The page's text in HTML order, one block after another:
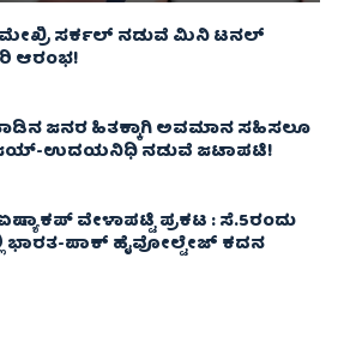
ಸರ್ಕಲ್ ನಡುವೆ ಮಿನಿ ಟನಲ್
ಆರಂಭ!
ಜನರ ಹಿತಕ್ಕಾಗಿ ಅವಮಾನ ಸಹಿಸಲೂ
ಉದಯನಿಧಿ ನಡುವೆ ಜಟಾಪಟಿ!
ವೇಳಾಪಟ್ಟಿ ಪ್ರಕಟ : ಸೆ.5ರಂದು
ಭಾರತ-ಪಾಕ್‌ ಹೈವೋಲ್ಟೇಜ್ ಕದನ